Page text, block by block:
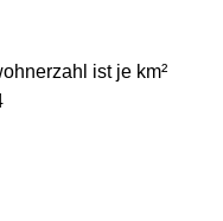
ist je km²